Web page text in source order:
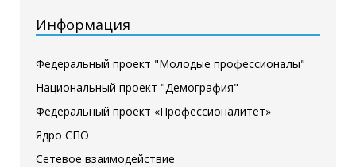
Информация
Федеральный проект "Молодые профессионалы"
Национальный проект "Демография"
Федеральный проект «Профессионалитет»
Ядро СПО
Сетевое взаимодействие